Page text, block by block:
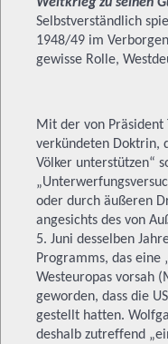
Weltkrieg zu seinen
Selbstverständlich
1948/49 im
gewisse Rolle,
Mit der von Präsident
verkündeten Doktrin,
Völker unterstützen“
oder durch äußeren
angesichts des von
5. Juni desselben
Programms, das eine
Westeuropas vorsah
geworden, dass die
gestellt hatten.
deshalb zutreffend